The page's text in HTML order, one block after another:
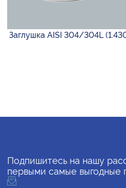
Заглушка AISI 304/304L
Подпишитесь на нашу
первыми самые выгодные